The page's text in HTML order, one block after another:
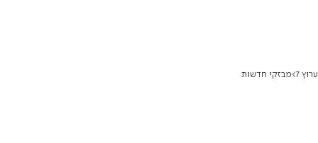
ערוץ 7 מבזקי חדשות